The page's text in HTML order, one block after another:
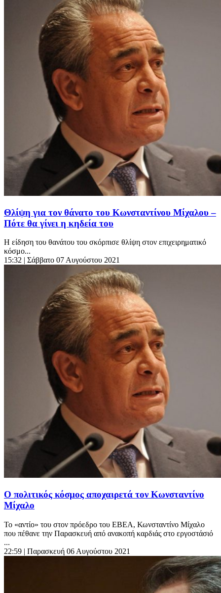
Θλίψη για τον θάνατο του Κωνσταντίνου Μίχαλου –
Πότε θα γίνει η κηδεία του
Η είδηση του θανάτου του σκόρπισε θλίψη στον επιχειρηματικό
κόσμο...
15:32 | Σάββατο 07 Αυγούστου 2021
Ο πολιτικός κόσμος αποχαιρετά τον Κωνσταντίνο
Μίχαλο
Το «αντίο» του στον πρόεδρο του ΕΒΕΑ, Κωνσταντίνο Μίχαλο
που πέθανε την Παρασκευή από ανακοπή καρδιάς στο εργοστάσιό
...
22:59 | Παρασκευή 06 Αυγούστου 2021